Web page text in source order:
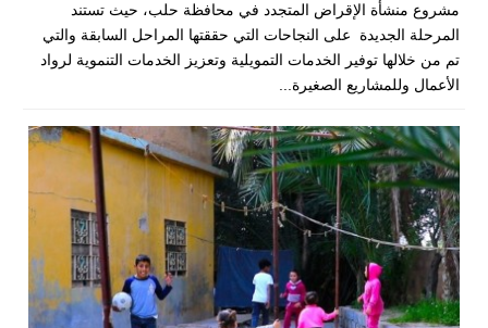
مشروع منشأة الإقراض المتجدد في محافظة حلب، حيث تستند
المرحلة الجديدة على النجاحات التي حققتها المراحل السابقة والتي
تم من خلالها توفير الخدمات التمويلية وتعزيز الخدمات التنموية لرواد
الأعمال وللمشاريع الصغيرة...